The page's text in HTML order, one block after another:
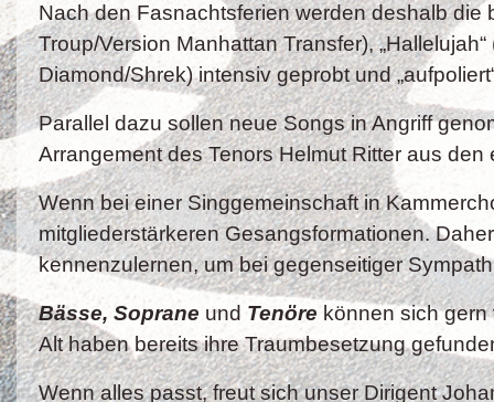
Nach den Fasnachtsferien werden deshalb die
Troup/Version Manhattan Transfer),
Diamond/Shrek) intensiv geprobt und
Parallel dazu sollen neue Songs in Angriff
Arrangement des Tenors Helmut Ritter aus den
Wenn bei einer Singgemeinschaft in
mitgliederstärkeren Gesangsformationen.
kennenzulernen, um bei gegenseitiger
Bässe, Soprane und Tenöre können sich
Alt haben bereits ihre Traumbeset­zung
Wenn alles passt, freut sich unser Dirigent